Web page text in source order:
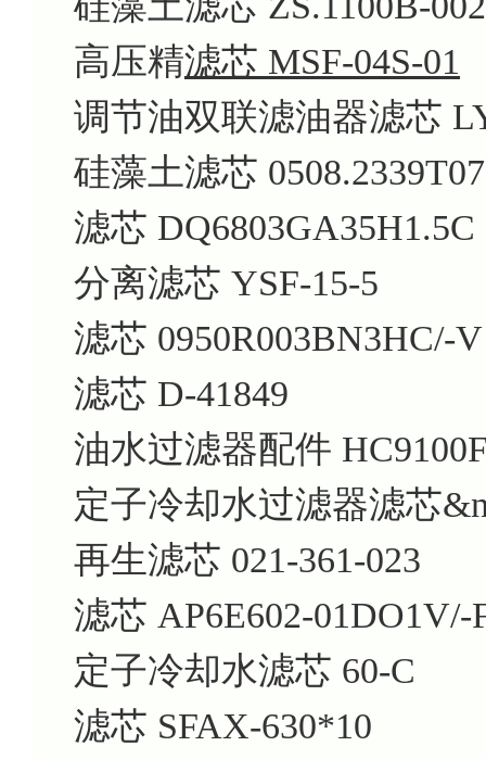
高压精滤芯 MSF-04S-01
调节油双联滤油器滤芯
硅藻土滤芯
滤芯 DQ6803GA35H1.5C
分离滤芯 YSF-15-5
滤芯 0950R003BN3HC/-V
滤芯 D-41849
油水过滤器配件
定子冷却水过滤器滤芯
再生滤芯 021-361-023
滤芯 AP6E602-01DO1V/-
定子冷却水滤芯 60-C
滤芯 SFAX-630*10